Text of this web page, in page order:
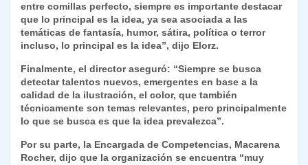
entre comillas perfecto, siempre es importante destacar
que lo principal es la idea, ya sea asociada a las
temáticas de fantasía, humor, sátira, política o terror
incluso, lo principal es la idea”, dijo Elorz.
Finalmente, el director aseguró: “Siempre se busca
detectar talentos nuevos, emergentes en base a la
calidad de la ilustración, el color, que también
técnicamente son temas relevantes, pero principalmente
lo que se busca es que la idea prevalezca”.
Por su parte, la Encargada de Competencias, Macarena
Rocher, dijo que la organización se encuentra “muy